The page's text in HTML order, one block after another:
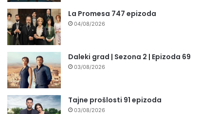
La Promesa 747 epizoda
04/08/2026
Daleki grad | Sezona 2 | Epizoda 69
03/08/2026
Tajne prošlosti 91 epizoda
03/08/2026